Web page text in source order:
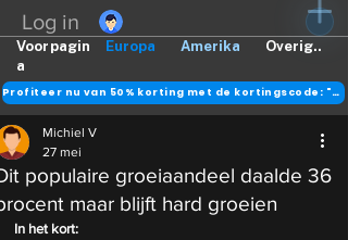
Log in
Europa Amerika Overig..
Voorpagin
a
Profiteer nu van 50% korting met de kortingscode: "DANK"
populaire groeiaandeel daalde 36
maar blijft hard groeien
Michiel V
27 mei
In het kort: